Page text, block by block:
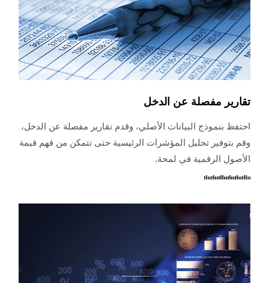
تقارير مفصلة عن الدخل
احتفظ بنموذج البيانات الأصلي، وقدم تقارير مفصلة عن الدخل،
وقم بتوفير تحليل المؤشرات الرئيسية حتى تتمكن من فهم قيمة
الأصول الرقمية في لمحة.